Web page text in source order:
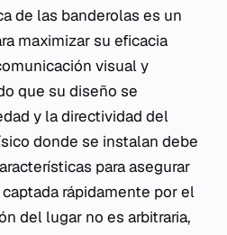
de las banderolas es un
maximizar su eficacia
visual y
que su diseño se
y la directividad del
donde se instalan debe
para asegurar
rápidamente por el
del lugar no es arbitraria,